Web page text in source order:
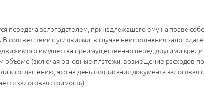
передача залогодателем, принадлежащего ему на праве
соответствии с условиями, в случае неисполнения
имущества преимущественно перед другими
объеме (включая основные платежи, возмещение расходов
к соглашению, что на день подписания документа
залоговая стоимость).